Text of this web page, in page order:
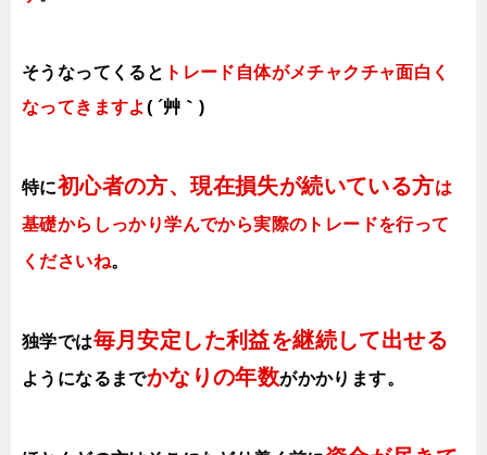
そうなってくると トレード自体がメチャクチャ面白く
なってきますよ ( ´艸｀)
特に初心者の方、現在損失が続いている方は
基礎からしっかり学んでから実際のトレードを行って
くださいね。
独学では毎月安定した利益を継続して出せる
ようになるまでかなりの年数がかかります。